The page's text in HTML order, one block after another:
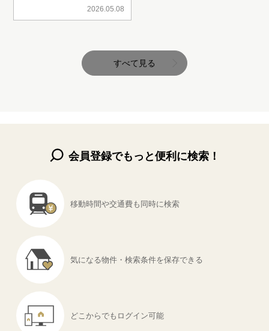
2026.05.08
すべて見る
会員登録でもっと便利に検索！
移動時間や交通費も 同時に検索
気になる物件・ 検索条件を保存できる
どこからでも ログイン可能